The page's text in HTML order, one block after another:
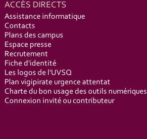
ACCÈS DIRECTS
Assistance informatique
Contacts
Plans des campus
Espace presse
Recrutement
Fiche d'identité
Les logos de l'UVSQ
Plan vigipirate urgence attentat
Charte du bon usage des outils numériques
Connexion invité ou contributeur